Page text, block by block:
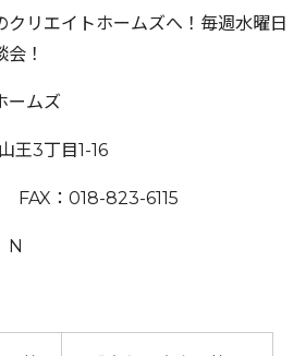
クリエイトホームズへ！毎週水曜日
！
ームズ
王3丁目1-16
FAX：018-823-6115
N